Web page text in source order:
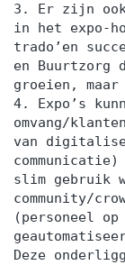
3. Er zijn
in het expo-
trado’en
en Buurtzorg
groeien, maar
4. Expo’s
omvang/
van
slim gebruik
community/
(personeel
Deze